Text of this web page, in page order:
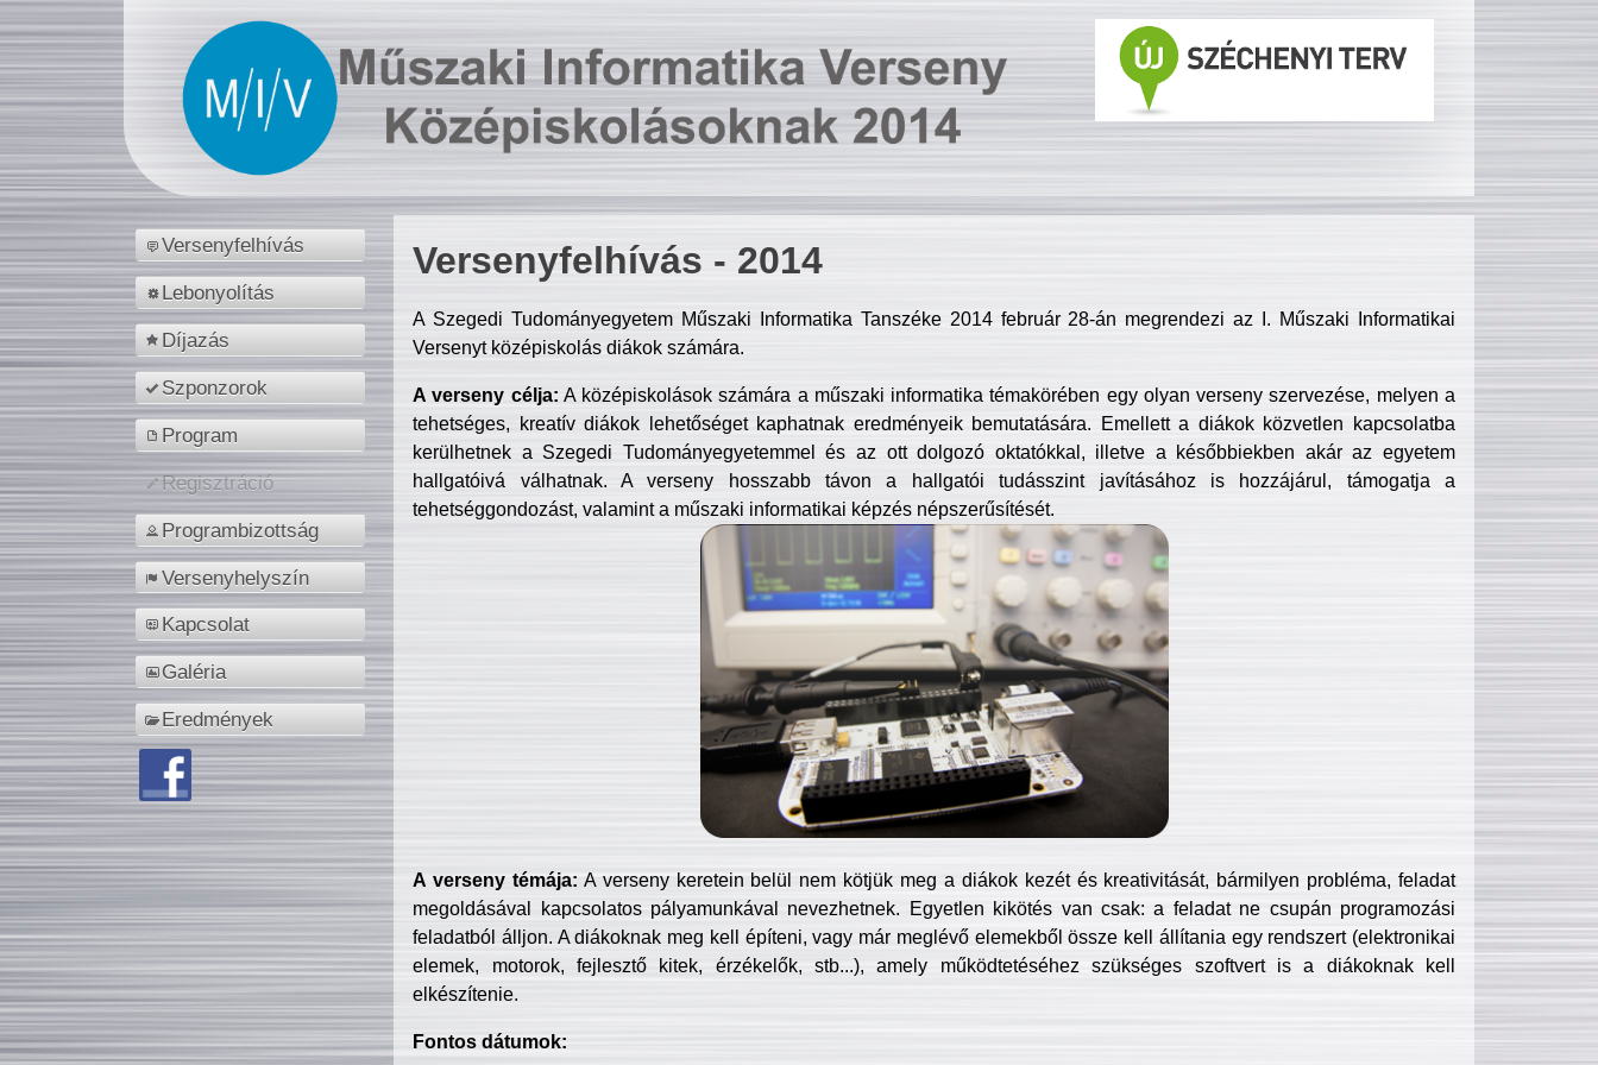
Versenyfelhívás
Lebonyolítás
Díjazás
Szponzorok
Program
Regisztráció
Programbizottság
Versenyhelyszín
Kapcsolat
Galéria
Eredmények
Versenyfelhívás - 2014
A Szegedi Tudományegyetem Műszaki Informatika Tanszéke 2014 február 28-án megrendezi az I. Műszaki Informatikai
Versenyt középiskolás diákok számára.
A verseny célja: A középiskolások számára a műszaki informatika témakörében egy olyan verseny szervezése, melyen a
tehetséges, kreatív diákok lehetőséget kaphatnak eredményeik bemutatására. Emellett a diákok közvetlen kapcsolatba
kerülhetnek a Szegedi Tudományegyetemmel és az ott dolgozó oktatókkal, illetve a későbbiekben akár az egyetem
hallgatóivá válhatnak. A verseny hosszabb távon a hallgatói tudásszint javításához is hozzájárul, támogatja a
tehetséggondozást, valamint a műszaki informatikai képzés népszerűsítését.
A verseny témája: A verseny keretein belül nem kötjük meg a diákok kezét és kreativitását, bármilyen probléma, feladat
megoldásával kapcsolatos pályamunkával nevezhetnek. Egyetlen kikötés van csak: a feladat ne csupán programozási
feladatból álljon. A diákoknak meg kell építeni, vagy már meglévő elemekből össze kell állítania egy rendszert (elektronikai
elemek, motorok, fejlesztő kitek, érzékelők, stb...), amely működtetéséhez szükséges szoftvert is a diákoknak kell
elkészítenie.
Fontos dátumok: